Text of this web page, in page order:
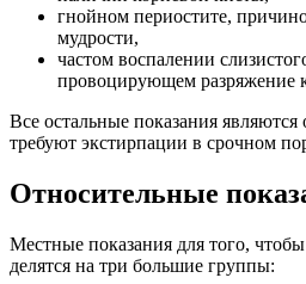
гнойном периостите,
мудрости,
частом воспалении
провоцирующем разряжение
Все остальные показания
требуют экстирпации в срочном
Относительные
Местные показания для того,
делятся на три большие группы: